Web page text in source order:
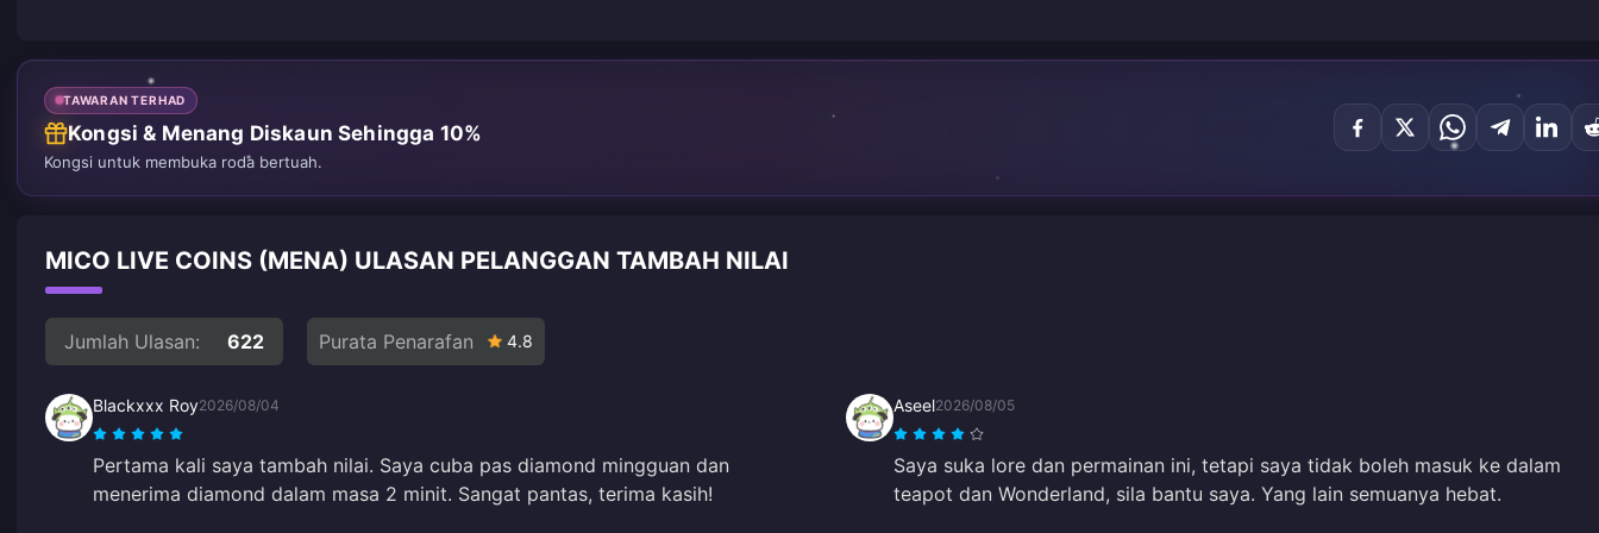
TAWARAN TERHAD
Kongsi & Menang Diskaun Sehingga 10%
Kongsi untuk membuka roda bertuah.
MICO LIVE COINS (MENA) ULASAN PELANGGAN TAMBAH NILAI
Jumlah Ulasan: 622 Purata Penarafan 4.8
Blackxxx Roy2026/08/04
Pertama kali saya tambah nilai. Saya cuba pas diamond mingguan dan
menerima diamond dalam masa 2 minit. Sangat pantas, terima kasih!
Aseel2026/08/05
Saya suka lore dan permainan ini, tetapi saya tidak boleh masuk ke dalam
teapot dan Wonderland, sila bantu saya. Yang lain semuanya hebat.